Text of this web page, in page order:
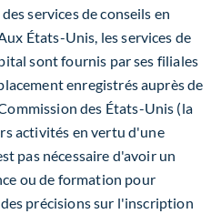
services de conseils en
États-Unis, les services de
sontfournis par ses filiales
enregistrés auprès de
des États-Unis (la
activités en vertu d'une
pas nécessaire d'avoir un
ou de formation pour
précisions sur l'inscription